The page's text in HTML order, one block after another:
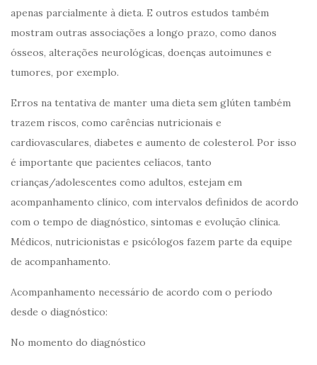
apenas parcialmente à dieta. E outros estudos também
mostram outras associações a longo prazo, como danos
ósseos, alterações neurológicas, doenças autoimunes e
tumores, por exemplo.
Erros na tentativa de manter uma dieta sem glúten também
trazem riscos, como carências nutricionais e
cardiovasculares, diabetes e aumento de colesterol. Por isso
é importante que pacientes celíacos, tanto
crianças/adolescentes como adultos, estejam em
acompanhamento clínico, com intervalos definidos de acordo
com o tempo de diagnóstico, sintomas e evolução clínica.
Médicos, nutricionistas e psicólogos fazem parte da equipe
de acompanhamento.
Acompanhamento necessário de acordo com o período
desde o diagnóstico:
No momento do diagnóstico